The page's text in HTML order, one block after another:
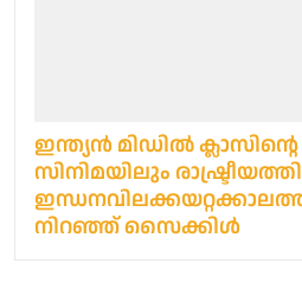
ഇന്ത്യൻ മിഡിൽ
സിനിമയിലും
നിറഞ്ഞ് സൈക്കിൾ